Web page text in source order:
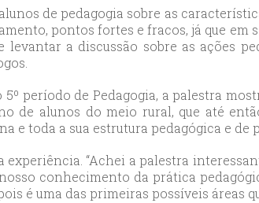
atasehirescort
de pedagogia sobre as
pontos fortes e fracos, já que em
a discussão sobre as ações
período de Pedagogia, a palestra
de alunos do meio rural, que até
e toda a sua estrutura pedagógica e de
“Achei a palestra
conhecimento da prática
é uma das primeiras possíveis áreas